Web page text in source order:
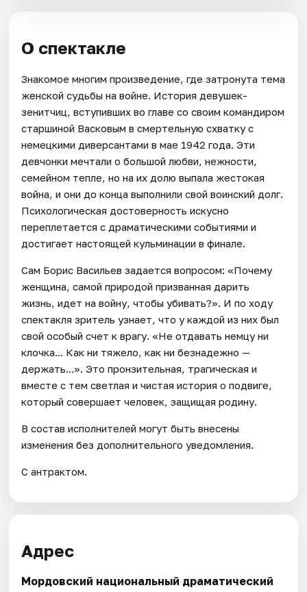
О спектакле
Знакомое многим произведение, где затронута тема
женской судьбы на войне. История девушек-
зенитчиц, вступивших во главе со своим командиром
старшиной Васковым в смертельную схватку с
немецкими диверсантами в мае 1942 года. Эти
девчонки мечтали о большой любви, нежности,
семейном тепле, но на их долю выпала жестокая
война, и они до конца выполнили свой воинский долг.
Психологическая достоверность искусно
переплетается с драматическими событиями и
достигает настоящей кульминации в финале.
Сам Борис Васильев задается вопросом: «Почему
женщина, самой природой призванная дарить
жизнь, идет на войну, чтобы убивать?». И по ходу
спектакля зритель узнает, что у каждой из них был
свой особый счет к врагу. «Не отдавать немцу ни
клочка... Как ни тяжело, как ни безнадежно —
держать...». Это пронзительная, трагическая и
вместе с тем светлая и чистая история о подвиге,
который совершает человек, защищая родину.
В состав исполнителей могут быть внесены
изменения без дополнительного уведомления.
С антрактом.
Адрес
Мордовский национальный драматический